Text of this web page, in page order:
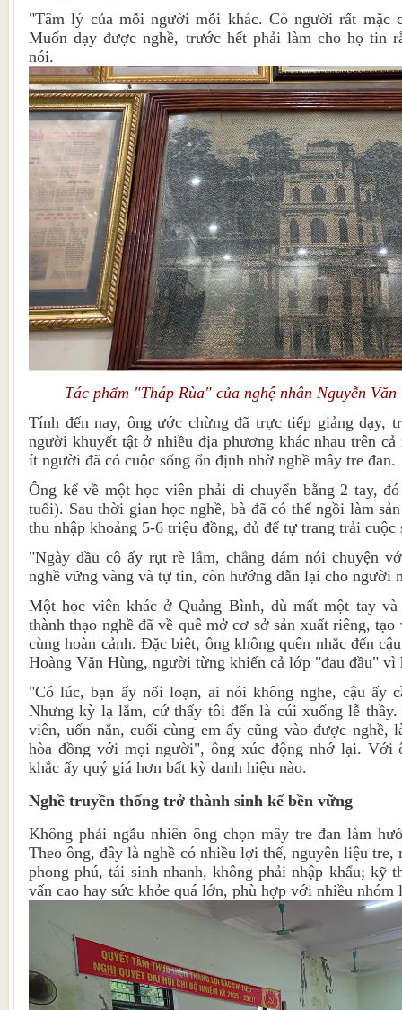
"Tâm lý của mỗi người mỗi khác. Có người rất mặc
Muốn dạy được nghề, trước hết phải làm cho họ tin
nói.
Tác phẩm "Tháp Rùa" của nghệ nhân Nguyễn Văn
Tính đến nay, ông ước chừng đã trực tiếp giảng dạy,
người khuyết tật ở nhiều địa phương khác nhau trên
ít người đã có cuộc sống ổn định nhờ nghề mây tre đan.
Ông kể về một học viên phải di chuyển bằng 2 tay,
tuổi). Sau thời gian học nghề, bà đã có thể ngồi làm
thu nhập khoảng 5-6 triệu đồng, đủ để tự trang trải cuộc
"Ngày đầu cô ấy rụt rè lắm, chẳng dám nói chuyện
nghề vững vàng và tự tin, còn hướng dẫn lại cho người
Một học viên khác ở Quảng Bình, dù mất một tay
thành thạo nghề đã về quê mở cơ sở sản xuất riêng,
cùng hoàn cảnh. Đặc biệt, ông không quên nhắc đến
Hoàng Văn Hùng, người từng khiến cả lớp "đau đầu" vì
"Có lúc, bạn ấy nổi loạn, ai nói không nghe, cậu ấy
Nhưng kỳ lạ lắm, cứ thấy tôi đến là cúi xuống lễ
viên, uốn nắn, cuối cùng em ấy cũng vào được
hòa đồng với mọi người", ông xúc động nhớ lại. Với
khắc ấy quý giá hơn bất kỳ danh hiệu nào.
Nghề truyền thống trở thành sinh kế bền vững
Không phải ngẫu nhiên ông chọn mây tre đan làm
Theo ông, đây là nghề có nhiều lợi thế, nguyên liệu
phong phú, tái sinh nhanh, không phải nhập khẩu; kỹ
vấn cao hay sức khỏe quá lớn, phù hợp với nhiều nhóm